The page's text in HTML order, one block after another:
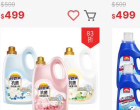
$599
$499
$599
$499
83
折